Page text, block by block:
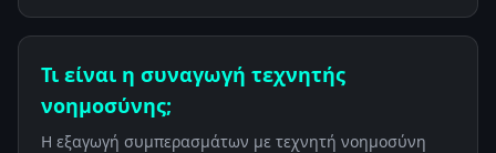
Τι είναι η συναγωγή τεχνητής
νοημοσύνης;
Η εξαγωγή συμπερασμάτων με τεχνητή νοημοσύνη